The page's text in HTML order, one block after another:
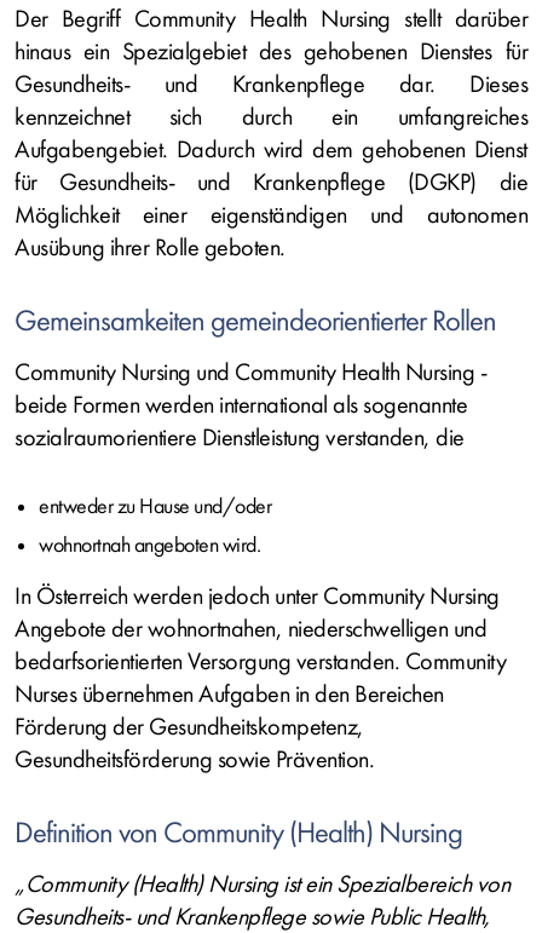
Der Begriff Community Health Nursing stellt darüber
hinaus ein Spezialgebiet des gehobenen Dienstes für
Gesundheits- und Krankenpflege dar. Dieses
kennzeichnet sich durch ein umfangreiches
Aufgabengebiet. Dadurch wird dem gehobenen Dienst
für Gesundheits- und Krankenpflege (DGKP) die
Möglichkeit einer eigenständigen und autonomen
Ausübung ihrer Rolle geboten.
Gemeinsamkeiten gemeindeorientierter Rollen
Community Nursing und Community Health Nursing -
beide Formen werden international als sogenannte
sozialraumorientiere Dienstleistung verstanden, die
entweder zu Hause und/oder
wohnortnah angeboten wird.
In Österreich werden jedoch unter Community Nursing
Angebote der wohnortnahen, niederschwelligen und
bedarfsorientierten Versorgung verstanden. Community
Nurses übernehmen Aufgaben in den Bereichen
Förderung der Gesundheitskompetenz,
Gesundheitsförderung sowie Prävention.
Definition von Community (Health) Nursing
„Community (Health) Nursing ist ein Spezialbereich von
Gesundheits- und Krankenpflege sowie Public Health,